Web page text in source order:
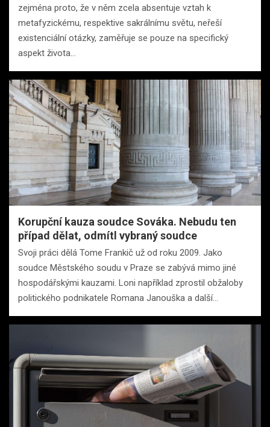
zejména proto, že v něm zcela absentuje vztah k
metafyzickému, respektive sakrálnímu světu, neřeší
existenciální otázky, zaměřuje se pouze na specifický
aspekt života…
Korupční kauza soudce Sováka. Nebudu ten
případ dělat, odmítl vybraný soudce
Svoji práci dělá Tome Frankič už od roku 2009. Jako
soudce Městského soudu v Praze se zabývá mimo jiné
hospodářskými kauzami. Loni například zprostil obžaloby
politického podnikatele Romana Janouška a další…